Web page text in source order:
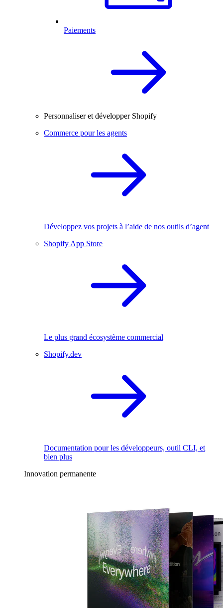
Paiements
Personnaliser et développer Shopify
Commerce pour les agents
Développez vos projets à l’aide de nos outils d’agent
Shopify App Store
Le plus grand écosystème commercial
Shopify.dev
Documentation pour les développeurs, outil CLI, et
bien plus
Innovation permanente